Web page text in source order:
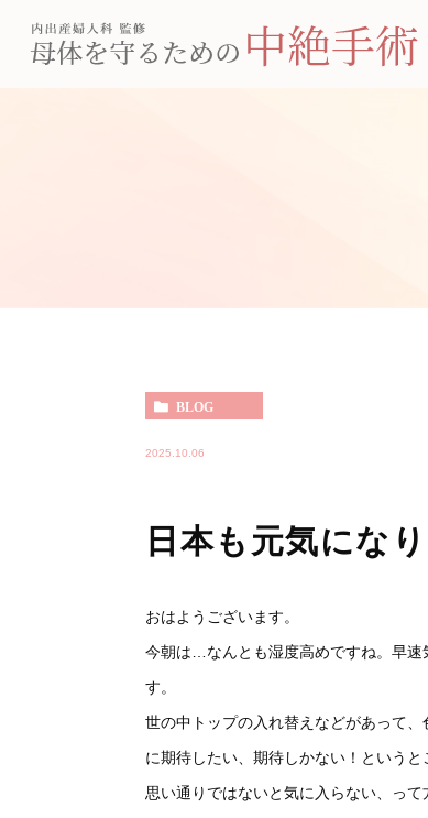
BLOG
2025.10.06
日本も元気にな
おはようございます。
今朝は…なんとも湿度高めですね。早速
す。
世の中トップの入れ替えなどがあって
に期待したい、期待しかない！という
思い通りではないと気に入らない、っ